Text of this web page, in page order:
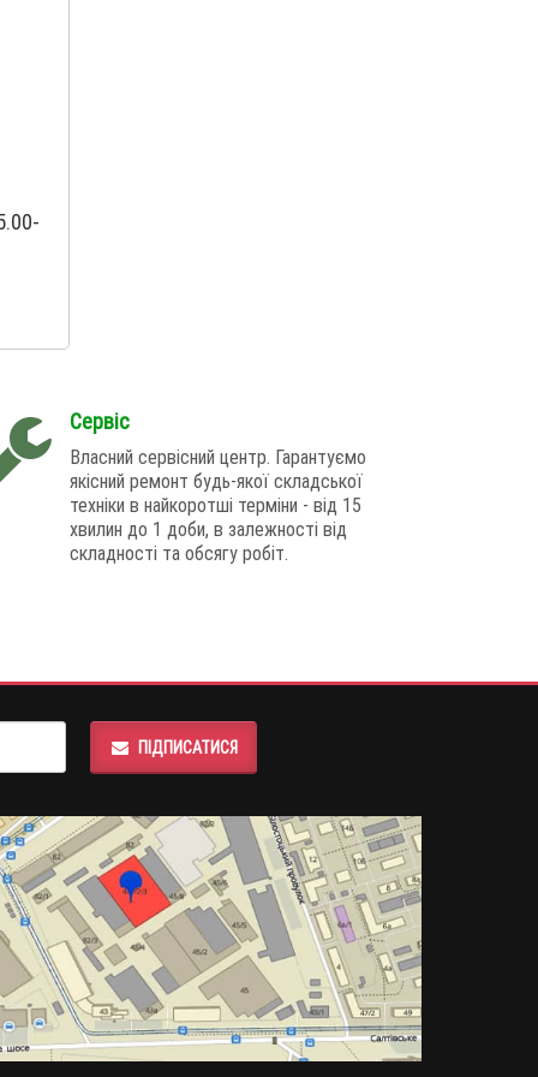
Сервіс
Власний сервісний центр. Гарантуємо
якісний ремонт будь-якої складської
техніки в найкоротші терміни - від 15
хвилин до 1 доби, в залежності від
складності та обсягу робіт.
ПІДПИСАТИСЯ